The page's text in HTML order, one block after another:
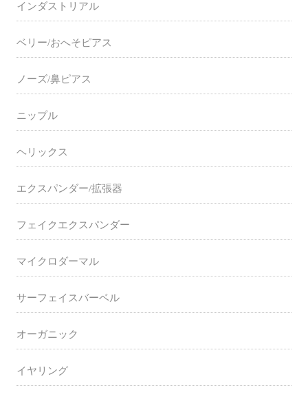
インダストリアル
ベリー/おへそピアス
ノーズ/鼻ピアス
ニップル
ヘリックス
エクスパンダー/拡張器
フェイクエクスパンダー
マイクロダーマル
サーフェイスバーベル
オーガニック
イヤリング